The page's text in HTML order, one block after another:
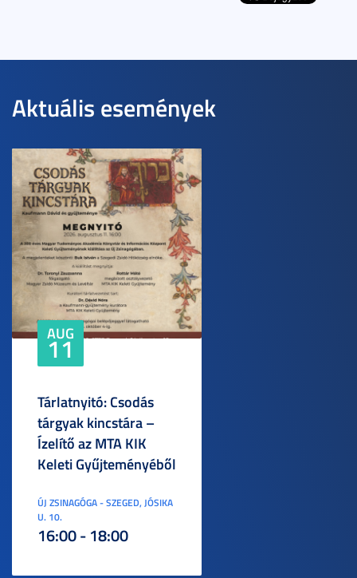
Aktuális események
AUG
11
Tárlatnyitó: Csodás
tárgyak kincstára –
Ízelítő az MTA KIK
Keleti Gyűjteményéből
ÚJ ZSINAGÓGA - SZEGED, JÓSIKA
U. 10.
16:00 - 18:00